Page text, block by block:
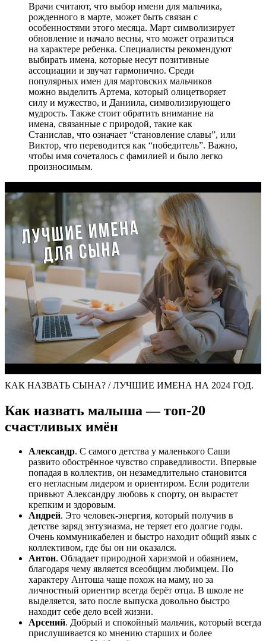
Врачи считают, что выбор имени для мальчика,
рожденного в марте, может быть связан с
особенностями этого месяца. Март символизирует
обновление и начало весны, что может отразиться
на характере ребенка. Специалисты рекомендуют
выбирать имена, которые несут позитивные
ассоциации и звучат гармонично. Среди
популярных имен для мартовских мальчиков
можно выделить Артема, который олицетворяет
силу и мужество, и Даниила, символизирующего
мудрость. Также стоит обратить внимание на
имена, связанные с природой, такие как
Станислав, что означает “становление славы”, или
Виктор, что переводится как “победитель”. Важно,
чтобы имя сочеталось с фамилией и было легко
произносимым.
КАК НАЗВАТЬ СЫНА? / ЛУЧШИЕ ИМЕНА НА 2024 ГОД.
Как назвать малыша — топ-20
счастливых имён
Александр. С самого детства у маленького Саши
развито обострённое чувство справедливости. Впервые
попадая в коллектив, он незамедлительно становится
его негласным лидером и ориентиром. Если родители
привьют Александру любовь к спорту, он вырастет
крепким и здоровым.
Андрей. Это человек-энергия, который получив в
детстве заряд энтузиазма, не теряет его долгие годы.
Очень коммуникабелен и быстро находит общий язык с
коллективом, где бы он ни оказался.
Антон. Обладает природной харизмой и обаянием,
благодаря чему является всеобщим любимцем. По
характеру Антоша чаще похож на маму, но за
личностный ориентир всегда берёт отца. В школе не
выделяется, зато после выпуска довольно быстро
находит себе дело всей жизни.
Арсений. Добрый и спокойный мальчик, который всегда
прислушивается ко мнению старших и более